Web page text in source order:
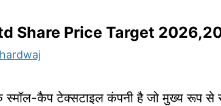
Share Price Target
कैप टेक्सटाइल कंपनी है जो मुख्य रूप से